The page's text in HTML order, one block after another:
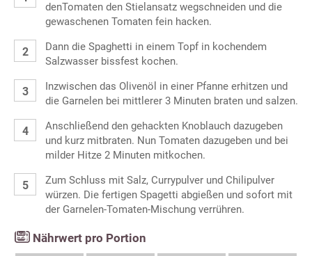
denTomaten den Stielansatz wegschneiden und die
gewaschenen Tomaten fein hacken.
Dann die Spaghetti in einem Topf in kochendem
Salzwasser bissfest kochen.
Inzwischen das Olivenöl in einer Pfanne erhitzen und
die Garnelen bei mittlerer 3 Minuten braten und salzen.
Anschließend den gehackten Knoblauch dazugeben
und kurz mitbraten. Nun Tomaten dazugeben und bei
milder Hitze 2 Minuten mitkochen.
Zum Schluss mit Salz, Currypulver und Chilipulver
würzen. Die fertigen Spagetti abgießen und sofort mit
der Garnelen-Tomaten-Mischung verrühren.
Nährwert pro Portion